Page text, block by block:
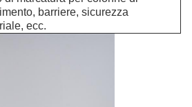
barriere, sicurezza
ecc.